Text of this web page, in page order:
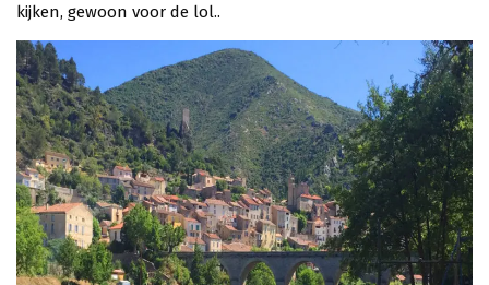
kijken, gewoon voor de lol..